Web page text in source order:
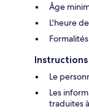
Âge
L'heure
Le
Les
traduites